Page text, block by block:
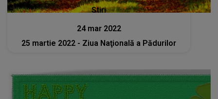
Stiri
24 mar 2022
25 martie 2022 - Ziua Naţională a Pădurilor